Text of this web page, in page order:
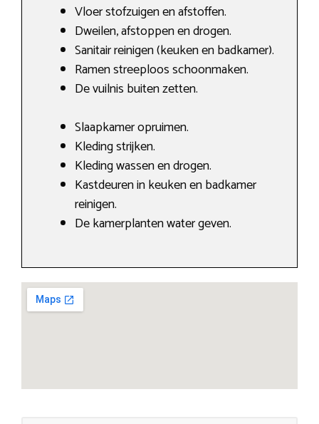
Vloer stofzuigen en afstoffen.
Dweilen, afstoppen en drogen.
Sanitair reinigen (keuken en badkamer).
Ramen streeploos schoonmaken.
De vuilnis buiten zetten.
Slaapkamer opruimen.
Kleding strijken.
Kleding wassen en drogen.
Kastdeuren in keuken en badkamer
reinigen.
De kamerplanten water geven.